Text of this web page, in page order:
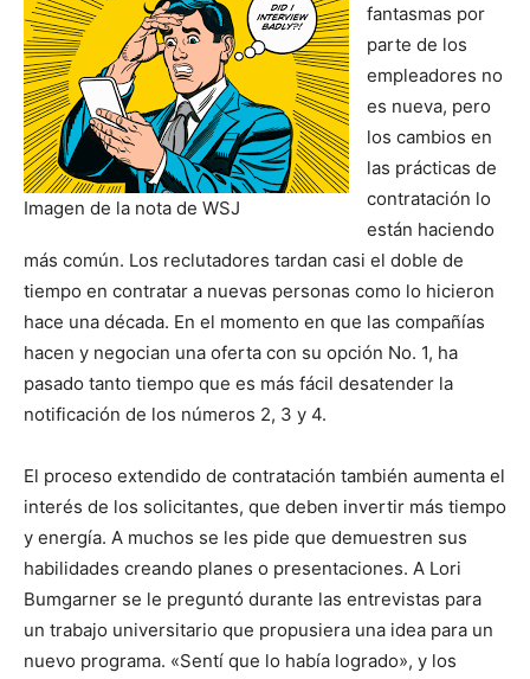
Imagen de la nota de WSJ
fantasmas por
parte de los
empleadores no
es nueva, pero
los cambios en
las prácticas de
contratación lo
están haciendo
más común. Los reclutadores tardan casi el doble de
tiempo en contratar a nuevas personas como lo hicieron
hace una década. En el momento en que las compañías
hacen y negocian una oferta con su opción No. 1, ha
pasado tanto tiempo que es más fácil desatender la
notificación de los números 2, 3 y 4.
El proceso extendido de contratación también aumenta el
interés de los solicitantes, que deben invertir más tiempo
y energía. A muchos se les pide que demuestren sus
habilidades creando planes o presentaciones. A Lori
Bumgarner se le preguntó durante las entrevistas para
un trabajo universitario que propusiera una idea para un
nuevo programa. «Sentí que lo había logrado», y los